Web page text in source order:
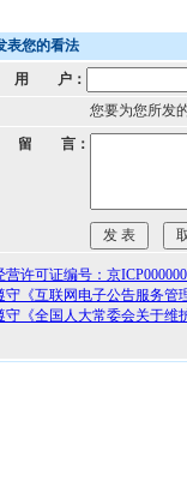
表您的看法
用 户：
您要为您所发
留 言：
营许可证编号：京
守《互联网电子公告服务管
守《全国人大常委会关于维